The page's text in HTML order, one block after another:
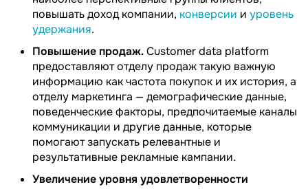
повышать доход компании, конверсии и уровень
удержания.
Повышение продаж.Customer data platform
предоставляют отделу продаж такую важную
информацию как частота покупок и их история, а
отделу маркетинга — демографические данные,
поведенческие факторы, предпочитаемые каналы
коммуникации и другие данные, которые
помогают запускать релевантные и
результативные рекламные кампании.
Увеличение уровня удовлетворенности